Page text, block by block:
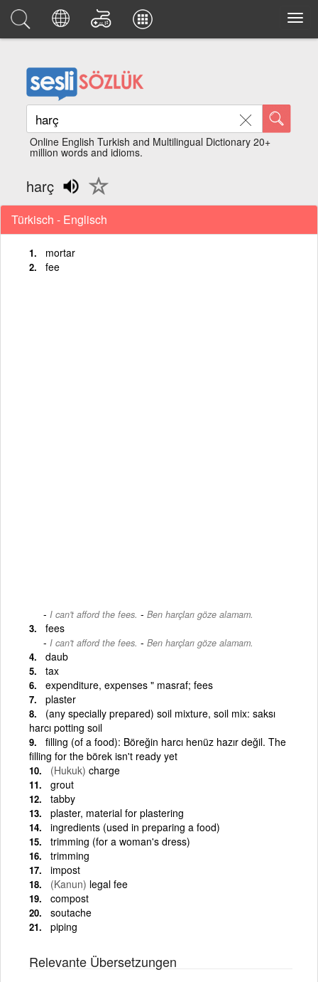
Online English Turkish and Multilingual Dictionary 20+
million words and idioms.
harç
Türkisch - Englisch
mortar
fee
I can't afford the fees. - Ben harçları göze alamam.
fees
I can't afford the fees. - Ben harçları göze alamam.
daub
tax
expenditure, expenses " masraf; fees
plaster
(any specially prepared) soil mixture, soil mix: saksı
harcı potting soil
filling (of a food): Böreğin harcı henüz hazır değil. The
filling for the börek isn't ready yet
(Hukuk) charge
grout
tabby
plaster, material for plastering
ingredients (used in preparing a food)
trimming (for a woman's dress)
trimming
impost
(Kanun) legal fee
compost
soutache
piping
Relevante Übersetzungen